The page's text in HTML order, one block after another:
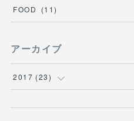
FOOD (11)
アーカイブ
2017 (23)